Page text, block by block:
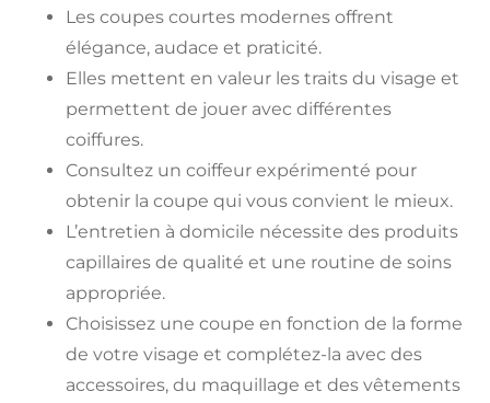
Les coupes courtes modernes offrent
élégance, audace et praticité.
Elles mettent en valeur les traits du visage et
permettent de jouer avec différentes
coiffures.
Consultez un coiffeur expérimenté pour
obtenir la coupe qui vous convient le mieux.
L’entretien à domicile nécessite des produits
capillaires de qualité et une routine de soins
appropriée.
Choisissez une coupe en fonction de la forme
de votre visage et complétez-la avec des
accessoires, du maquillage et des vêtements